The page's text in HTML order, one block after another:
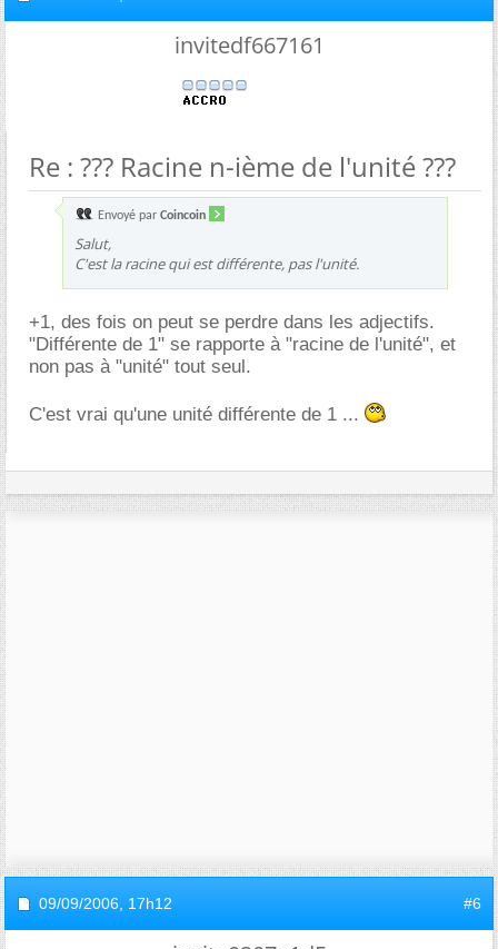
invitedf667161
Re : ??? Racine n-ième de l'unité ???
Envoyé par Coincoin
Salut,
C'est la racine qui est différente, pas l'unité.
+1, des fois on peut se perdre dans les adjectifs.
"Différente de 1" se rapporte à "racine de l'unité", et
non pas à "unité" tout seul.
C'est vrai qu'une unité différente de 1 ...
09/09/2006, 17h12 #6